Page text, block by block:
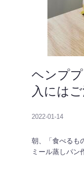
ヘンプ
入には
2022-01-14
朝、「食べるも
ミール蒸しパン